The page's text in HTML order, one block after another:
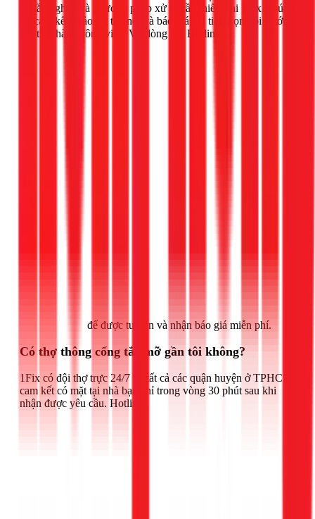
độ tắc nghẽn và phương pháp xử lý cần thiết. Tại 1Fix, chúng
tôi cam kết khảo sát tận nơi và báo giá chi tiết, trọn gói trước
khi tiến hành công việc. Vui lòng gọi Hotline
để được tư vấn và nhận báo giá miễn phí.
Có thợ thông cống tắc mỡ gần tôi không?
1Fix có đội thợ trực 24/7 tại tất cả các quận huyện ở TPHCM,
cam kết có mặt tại nhà bạn chỉ trong vòng 30 phút sau khi
nhận được yêu cầu. Hotline: